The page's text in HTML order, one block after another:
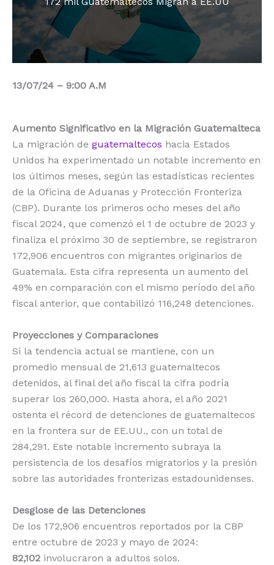
o
k
p
r
13/07/24 – 9:00 A.M
Aumento Significativo en la Migración Guatemalteca
La migración de guatemaltecos hacia Estados
Unidos ha experimentado un notable incremento en
los últimos meses, según las estadísticas recientes
de la Oficina de Aduanas y Protección Fronteriza
(CBP). Durante los primeros ocho meses del año
fiscal 2024, que comenzó el 1 de octubre de 2023 y
finaliza el próximo 30 de septiembre, se registraron
172,906 encuentros con migrantes originarios de
Guatemala. Esta cifra representa un aumento del
49% en comparación con el mismo período del año
fiscal anterior, que contabilizó 116,248 detenciones.
Proyecciones y Comparaciones
Si la tendencia actual se mantiene, con un
promedio mensual de 21,613 guatemaltecos
detenidos, al final del año fiscal la cifra podría
superar los 260,000. Hasta ahora, el año 2021
ostenta el récord de detenciones de guatemaltecos
en la frontera sur de EE.UU., con un total de
284,291. Este notable incremento subraya la
persistencia de los desafíos migratorios y la presión
sobre las autoridades fronterizas estadounidenses.
Desglose de las Detenciones
De los 172,906 encuentros reportados por la CBP
entre octubre de 2023 y mayo de 2024:
82,102 involucraron a adultos solos.